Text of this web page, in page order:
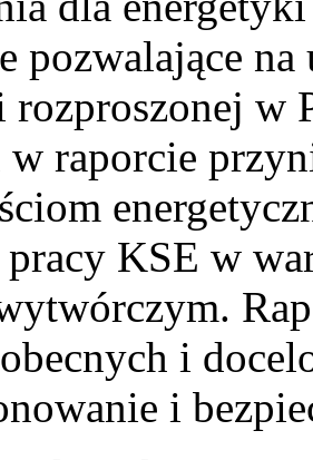
pozwalające
rozproszonej w
w raporcie
KSE w
i
i